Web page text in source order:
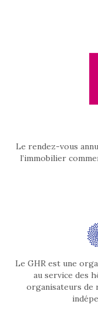
Le rendez-vous
l’immobilier
Le GHR est une
au service des
organisateurs de